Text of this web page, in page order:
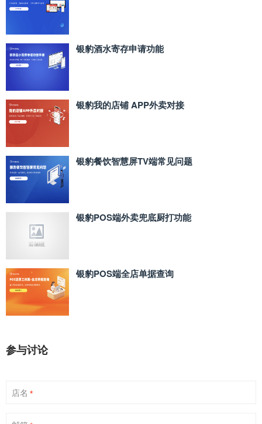
银豹酒水寄存申请功能
银豹我的店铺 APP外卖对接
银豹餐饮智慧屏TV端常见问题
银豹POS端外卖兜底厨打功能
银豹POS端全店单据查询
参与讨论
店名 *